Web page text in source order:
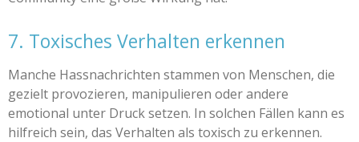
7. Toxisches Verhalten erkennen
Manche Hassnachrichten stammen von Menschen, die
gezielt provozieren, manipulieren oder andere
emotional unter Druck setzen. In solchen Fällen kann es
hilfreich sein, das Verhalten als toxisch zu erkennen.